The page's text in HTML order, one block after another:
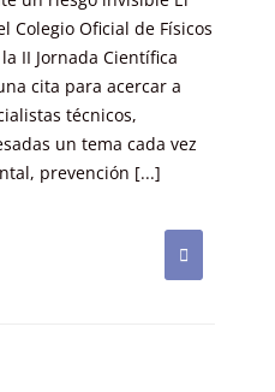
Colegio Oficial de Físicos
II Jornada Científica
cita para acercar a
técnicos,
un tema cada vez
prevención [...]